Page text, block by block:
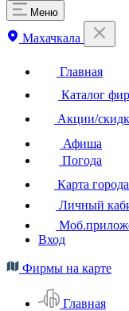
Меню
Махачкала
Главная
Каталог
Акции/
Афиша
Погода
Карта города
Личный
Вход
Фирмы на карте
Главная